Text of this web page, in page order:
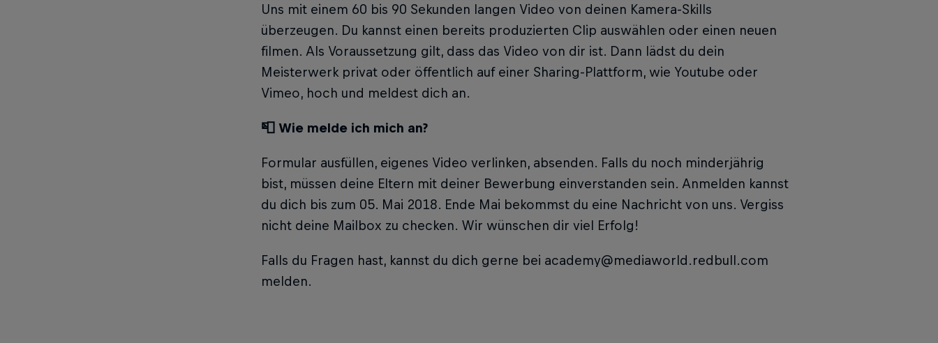
Uns mit einem 60 bis 90 Sekunden langen Video von deinen Kamera-Skills
überzeugen. Du kannst einen bereits produzierten Clip auswählen oder einen neuen
filmen. Als Voraussetzung gilt, dass das Video von dir ist. Dann lädst du dein
Meisterwerk privat oder öffentlich auf einer Sharing-Plattform, wie Youtube oder
Vimeo, hoch und meldest dich an.
📮 Wie melde ich mich an?
Formular ausfüllen, eigenes Video verlinken, absenden. Falls du noch minderjährig
bist, müssen deine Eltern mit deiner Bewerbung einverstanden sein. Anmelden kannst
du dich bis zum 05. Mai 2018. Ende Mai bekommst du eine Nachricht von uns. Vergiss
nicht deine Mailbox zu checken. Wir wünschen dir viel Erfolg!
Falls du Fragen hast, kannst du dich gerne bei academy@mediaworld.redbull.com
melden.